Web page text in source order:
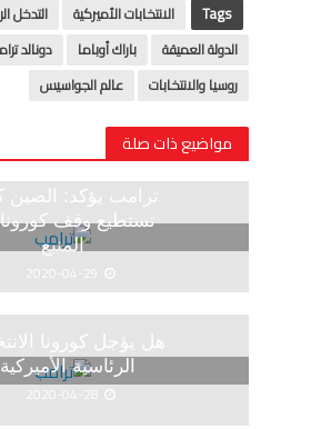
Tags الانتخابات الأميركية
التدخل
الدولة العميقة
باراك أوباما
دونالد
روسيا والانتخابات
عالم الجواسيس
مواضيع ذات صلة
ترامب يؤكد: الصين
تستطيع وقف
المنبع
2020-04-29
هل يؤجل كورونا
الرئاسية
2020-04-28